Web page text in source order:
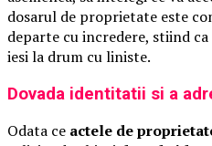
dosarul de proprietate este
departe cu incredere, stiind
iesi la drum cu liniste.
Dovada identitatii si a
Odata ce actele de